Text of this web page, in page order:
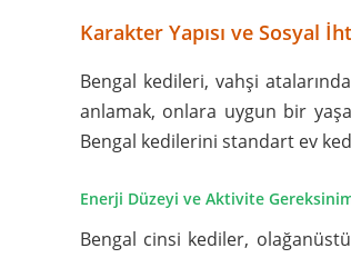
Karakter Yapısı ve Sosyal
Bengal kedileri, vahşi
anlamak, onlara uygun bir
Bengal kedilerini standart ev
Enerji Düzeyi ve Aktivite
Bengal cinsi kediler,